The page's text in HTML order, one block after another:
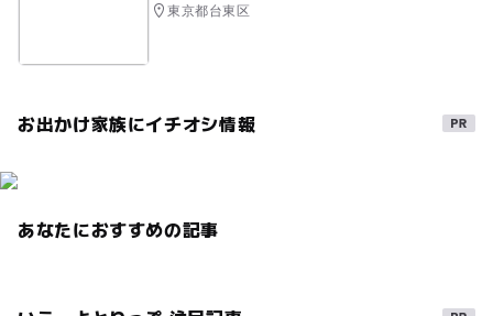
東京都台東区
お出かけ家族にイチオシ情報
あなたにおすすめの記事